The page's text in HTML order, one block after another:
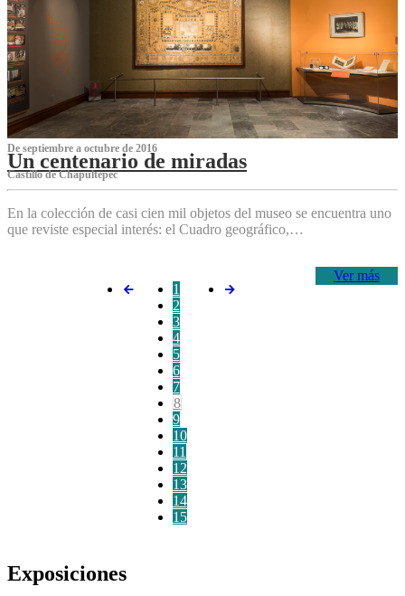
De septiembre a octubre de 2016
Un centenario de miradas
Castillo de Chapultepec
En la colección de casi cien mil objetos del museo se encuentra uno
que reviste especial interés: el Cuadro geográfico,…
Ver más
1
2
3
4
5
6
7
8
9
10
11
12
13
14
15
Exposiciones